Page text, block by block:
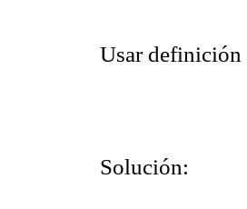
Usar definición
Solución: